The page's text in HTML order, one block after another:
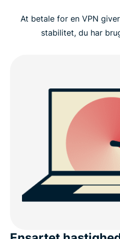
At betale for en VPN
stabilitet, du har